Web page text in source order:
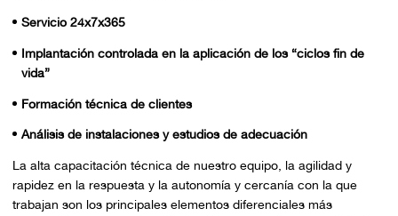
Servicio 24x7x365
Implantación controlada en la aplicación de los “ciclos fin de
vida”
Formación técnica de clientes
Análisis de instalaciones y estudios de adecuación
La alta capacitación técnica de nuestro equipo, la agilidad y
rapidez en la respuesta y la autonomía y cercanía con la que
trabajan son los principales elementos diferenciales más